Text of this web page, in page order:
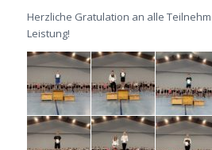
Herzliche Gratulation an alle
Leistung!